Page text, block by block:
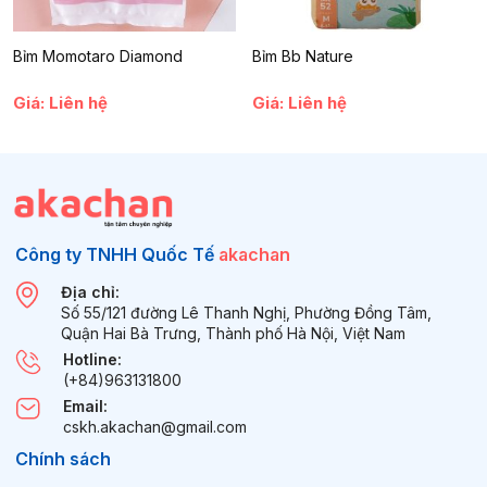
Bỉm Momotaro Diamond
Giá: Liên hệ
Bỉm Bb Nature
Giá: Liên hệ
Công ty TNHH Quốc Tế akachan
Địa chỉ:
Số 55/121 đường Lê Thanh Nghị, Phường Đồng Tâm,
Quận Hai Bà Trưng, Thành phố Hà Nội, Việt Nam
Hotline:
(+84)963131800
Email:
cskh.akachan@gmail.com
Chính sách